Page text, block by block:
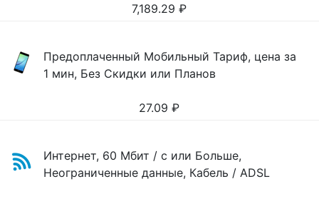
7,189.29 ₽
Предоплаченный Мобильный Тариф, цена за
1 мин, Без Скидки или Планов
27.09 ₽
Интернет, 60 Мбит / с или Больше,
Неограниченные данные, Кабель / ADSL